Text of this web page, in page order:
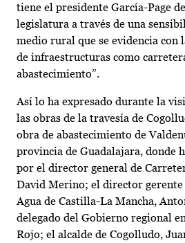
tiene el presidente García-Page
legislatura a través de una
medio rural que se evidencia con
de infraestructuras como
abastecimiento”.
Así lo ha expresado durante la
las obras de la travesía de
obra de abastecimiento de
provincia de Guadalajara, donde
por el director general de
David Merino; el director gerente
Agua de Castilla-La Mancha,
delegado del Gobierno regional
Rojo; el alcalde de Cogolludo,